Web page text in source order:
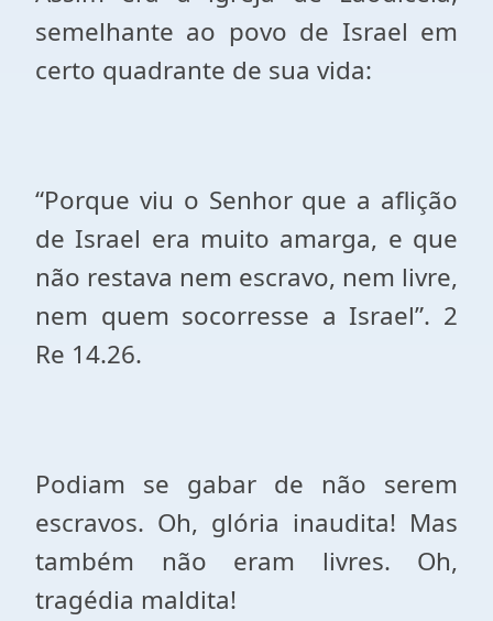
semelhante ao povo de Israel em
certo quadrante de sua vida:
“Porque viu o Senhor que a aflição
de Israel era muito amarga, e que
não restava nem escravo, nem livre,
nem quem socorresse a Israel”. 2
Re 14.26.
Podiam se gabar de não serem
escravos. Oh, glória inaudita! Mas
também não eram livres. Oh,
tragédia maldita!